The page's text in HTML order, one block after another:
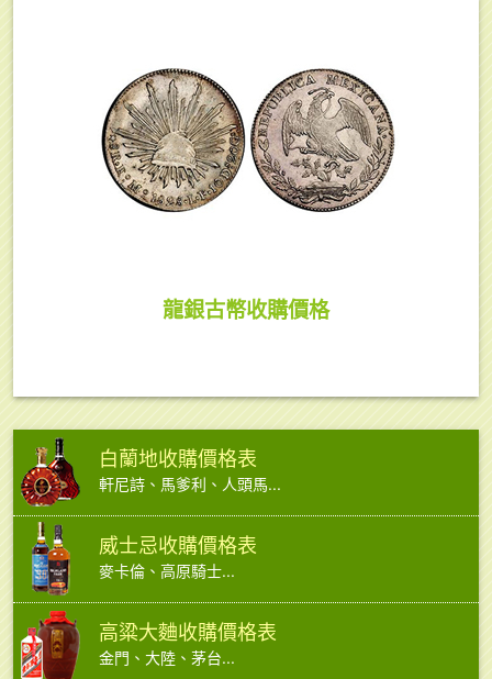
龍銀古幣收購價格
白蘭地收購價格表
軒尼詩、馬爹利、人頭馬...
威士忌收購價格表
麥卡倫、高原騎士...
高粱大麯收購價格表
金門、大陸、茅台...